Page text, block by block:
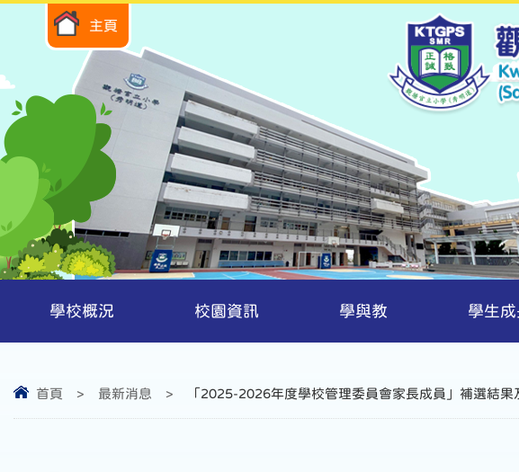
主頁
學校概況 校園資訊 學與教 學生成
首頁 > 最新消息 > 「2025-2026年度學校管理委員會家長成員」補選結果